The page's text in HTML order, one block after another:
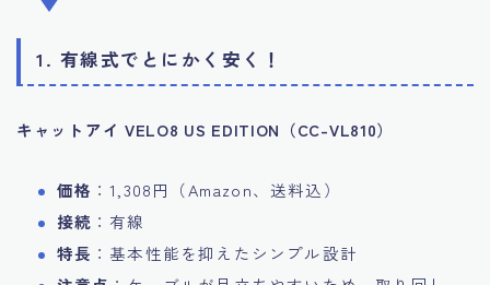
1. 有線式でとにかく安く！
キャットアイ VELO8 US EDITION（CC-VL810）
価格 ：1,308円（Amazon、送料込）
接続 ：有線
特長 ：基本性能を抑えたシンプル設計